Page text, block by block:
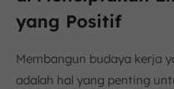
yang Positif
Membangun budaya kerja
adalah hal yang penting